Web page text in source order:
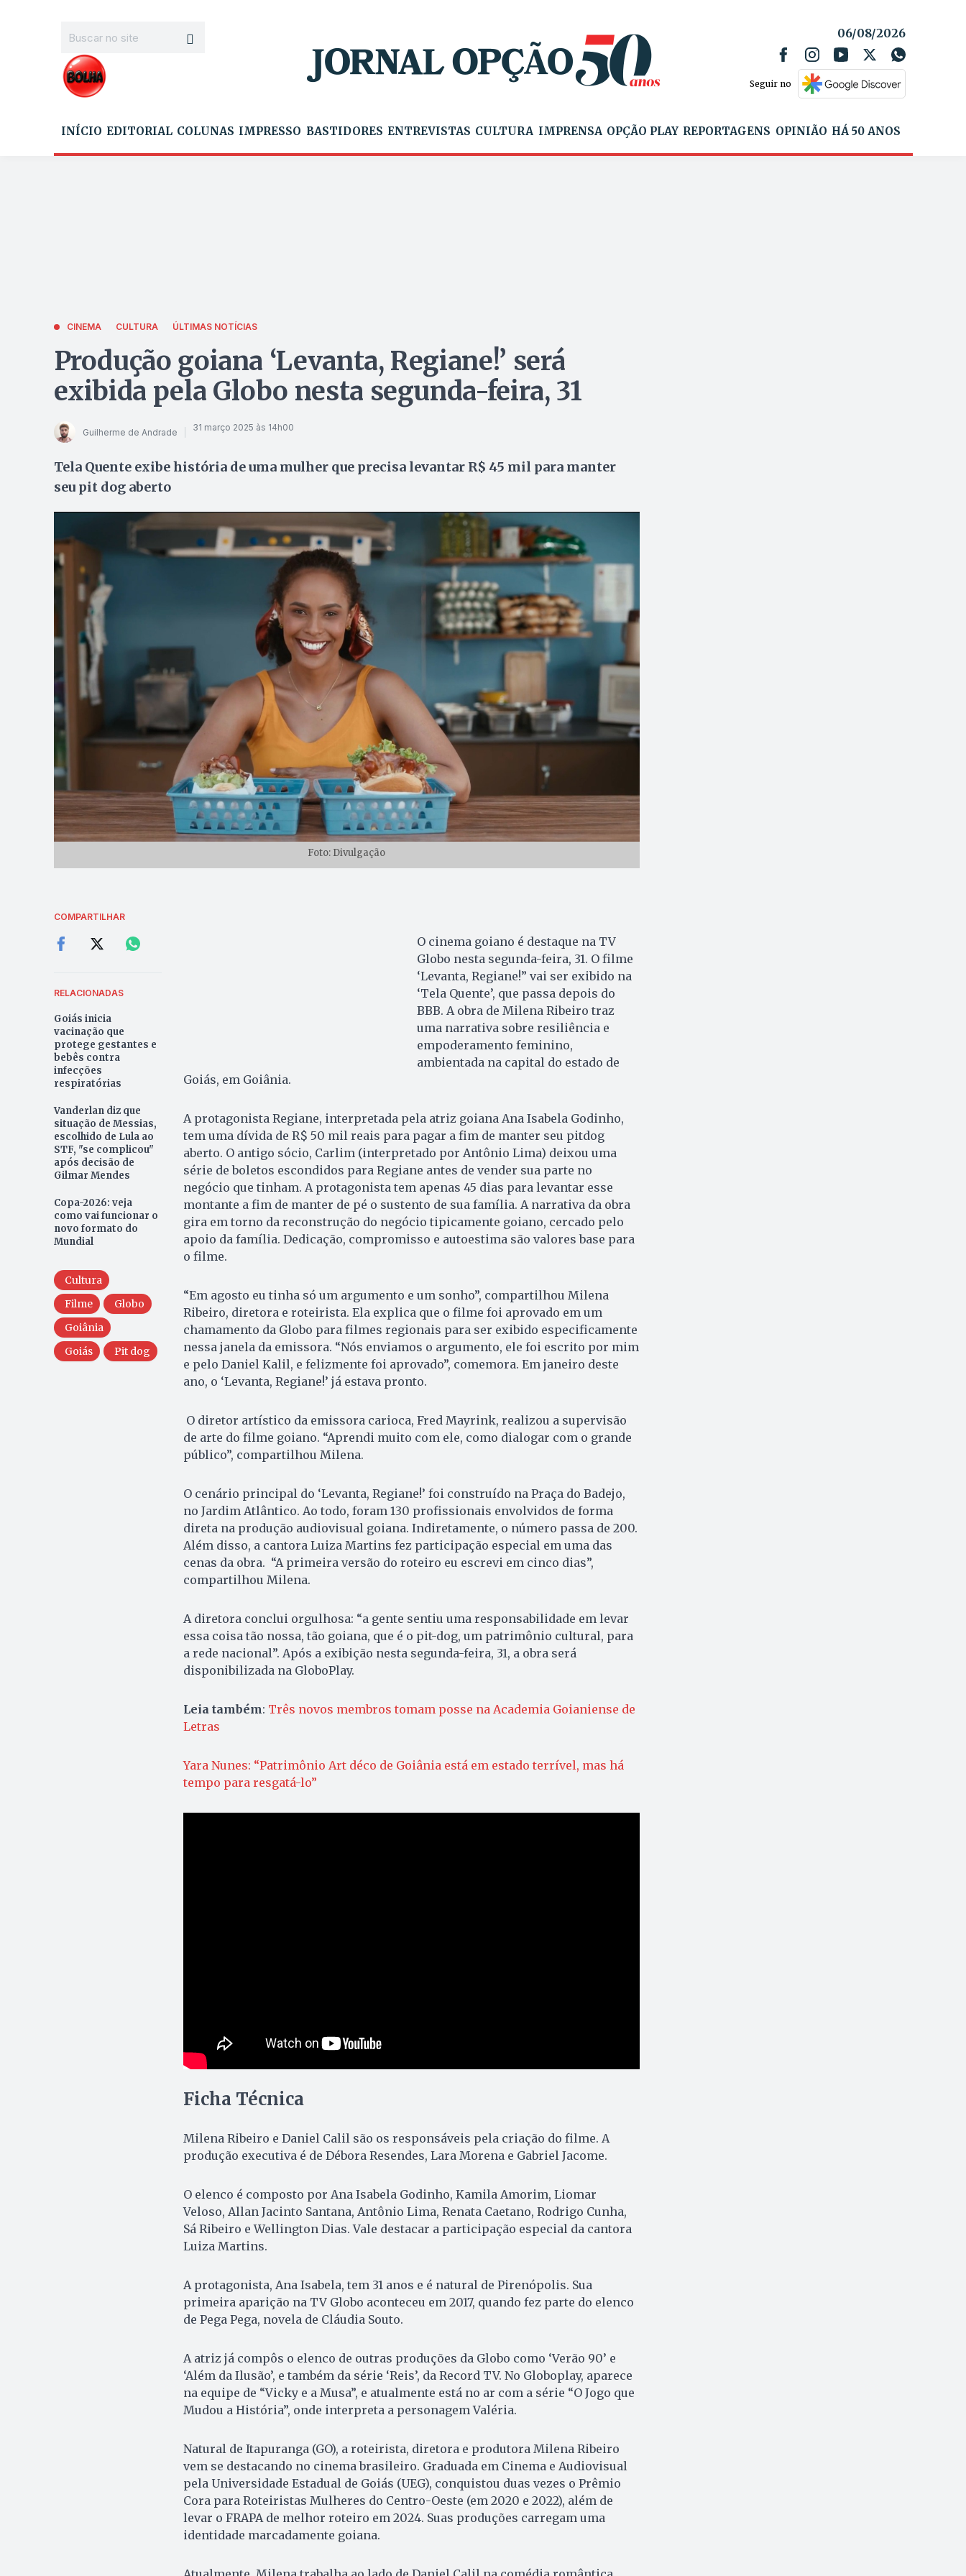
06/08/2026
Seguir no
INÍCIO EDITORIAL COLUNAS IMPRESSO BASTIDORES ENTREVISTAS CULTURA IMPRENSA OPÇÃO PLAY REPORTAGENS OPINIÃO HÁ 50 ANOS
CINEMA CULTURA ÚLTIMAS NOTÍCIAS
Produção goiana ‘Levanta, Regiane!’ será
exibida pela Globo nesta segunda-feira, 31
Guilherme de Andrade 31 março 2025 às 14h00
Tela Quente exibe história de uma mulher que precisa levantar R$ 45 mil para manter
seu pit dog aberto
Foto: Divulgação
COMPARTILHAR
RELACIONADAS
Goiás inicia
vacinação que
protege gestantes e
bebês contra
infecções
respiratórias
Vanderlan diz que
situação de Messias,
escolhido de Lula ao
STF, "se complicou"
após decisão de
Gilmar Mendes
Copa-2026: veja
como vai funcionar o
novo formato do
Mundial
Cultura
Filme
Globo
Goiânia
Goiás
Pit dog
O cinema goiano é destaque na TV
Globo nesta segunda-feira, 31. O filme
‘Levanta, Regiane!” vai ser exibido na
‘Tela Quente’, que passa depois do
BBB. A obra de Milena Ribeiro traz
uma narrativa sobre resiliência e
empoderamento feminino,
ambientada na capital do estado de
Goiás, em Goiânia.
A protagonista Regiane, interpretada pela atriz goiana Ana Isabela Godinho,
tem uma dívida de R$ 50 mil reais para pagar a fim de manter seu pitdog
aberto. O antigo sócio, Carlim (interpretado por Antônio Lima) deixou uma
série de boletos escondidos para Regiane antes de vender sua parte no
negócio que tinham. A protagonista tem apenas 45 dias para levantar esse
montante a fim de manter de pé o sustento de sua família. A narrativa da obra
gira em torno da reconstrução do negócio tipicamente goiano, cercado pelo
apoio da família. Dedicação, compromisso e autoestima são valores base para
o filme.
“Em agosto eu tinha só um argumento e um sonho”, compartilhou Milena
Ribeiro, diretora e roteirista. Ela explica que o filme foi aprovado em um
chamamento da Globo para filmes regionais para ser exibido especificamente
nessa janela da emissora. “Nós enviamos o argumento, ele foi escrito por mim
e pelo Daniel Kalil, e felizmente foi aprovado”, comemora. Em janeiro deste
ano, o ‘Levanta, Regiane!’ já estava pronto.
O diretor artístico da emissora carioca, Fred Mayrink, realizou a supervisão
de arte do filme goiano. “Aprendi muito com ele, como dialogar com o grande
público”, compartilhou Milena.
O cenário principal do ‘Levanta, Regiane!’ foi construído na Praça do Badejo,
no Jardim Atlântico. Ao todo, foram 130 profissionais envolvidos de forma
direta na produção audiovisual goiana. Indiretamente, o número passa de 200.
Além disso, a cantora Luiza Martins fez participação especial em uma das
cenas da obra. “A primeira versão do roteiro eu escrevi em cinco dias”,
compartilhou Milena.
A diretora conclui orgulhosa: “a gente sentiu uma responsabilidade em levar
essa coisa tão nossa, tão goiana, que é o pit-dog, um patrimônio cultural, para
a rede nacional”. Após a exibição nesta segunda-feira, 31, a obra será
disponibilizada na GloboPlay.
Leia também: Três novos membros tomam posse na Academia Goianiense de
Letras
Yara Nunes: “Patrimônio Art déco de Goiânia está em estado terrível, mas há
tempo para resgatá-lo”
Ficha Técnica
Milena Ribeiro e Daniel Calil são os responsáveis pela criação do filme. A
produção executiva é de Débora Resendes, Lara Morena e Gabriel Jacome.
O elenco é composto por Ana Isabela Godinho, Kamila Amorim, Liomar
Veloso, Allan Jacinto Santana, Antônio Lima, Renata Caetano, Rodrigo Cunha,
Sá Ribeiro e Wellington Dias. Vale destacar a participação especial da cantora
Luiza Martins.
A protagonista, Ana Isabela, tem 31 anos e é natural de Pirenópolis. Sua
primeira aparição na TV Globo aconteceu em 2017, quando fez parte do elenco
de Pega Pega, novela de Cláudia Souto.
A atriz já compôs o elenco de outras produções da Globo como ‘Verão 90’ e
‘Além da Ilusão’, e também da série ‘Reis’, da Record TV. No Globoplay, aparece
na equipe de “Vicky e a Musa”, e atualmente está no ar com a série “O Jogo que
Mudou a História”, onde interpreta a personagem Valéria.
Natural de Itapuranga (GO), a roteirista, diretora e produtora Milena Ribeiro
vem se destacando no cinema brasileiro. Graduada em Cinema e Audiovisual
pela Universidade Estadual de Goiás (UEG), conquistou duas vezes o Prêmio
Cora para Roteiristas Mulheres do Centro-Oeste (em 2020 e 2022), além de
levar o FRAPA de melhor roteiro em 2024. Suas produções carregam uma
identidade marcadamente goiana.